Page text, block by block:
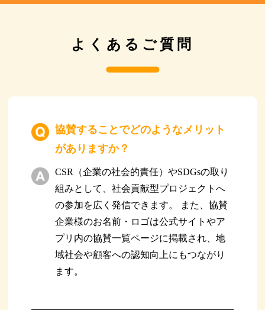
よくあるご質問
協賛することでどのようなメリット
がありますか？
CSR（企業の社会的責任）やSDGsの取り
組みとして、社会貢献型プロジェクトへ
の参加を広く発信できます。 また、協賛
企業様のお名前・ロゴは公式サイトやア
プリ内の協賛一覧ページに掲載され、地
域社会や顧客への認知向上にもつながり
ます。